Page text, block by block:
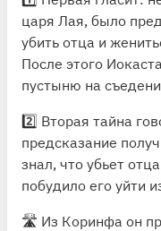
царя Лая, было
убить отца и
После этого
пустыню на
2️⃣ Вторая тайна
предсказание
знал, что убьет
побудило его уйти
🛣 Из Коринфа он